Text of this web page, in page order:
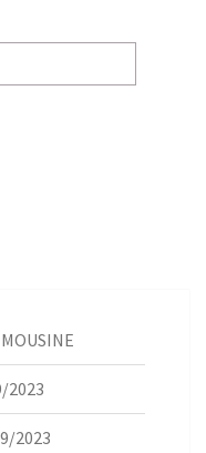
2023
2023